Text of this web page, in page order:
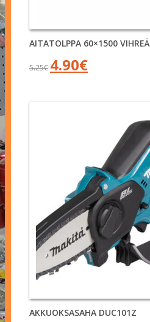
AITATOLPPA 60×1500 VIHREÄ
5.25€
Alkuperäinen
hinta
4.90€Nykyinen
hinta
AKKUOKSASAHA DUC101Z